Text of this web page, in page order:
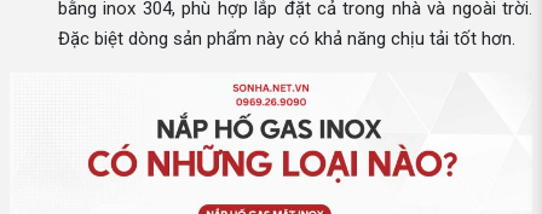
bằng inox 304, phù hợp lắp đặt cả trong nhà và ngoài trời.
Đặc biệt dòng sản phẩm này có khả năng chịu tải tốt hơn.